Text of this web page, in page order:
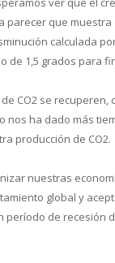
parecer que
calculada
1,5 grados para
CO2 se recuperen,
nos ha dado más
producción de CO2.
nuestras
global y
período de recesión